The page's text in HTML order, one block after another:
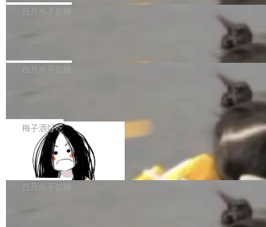
员工参与设立的专项资产管理计划。其中，Dee
获配9...
一个回归问题，该问题导致拉取镜像时会拒绝包
题，该问题可能导致在旧版 Linux 内核...
e 孵化器项目管理委员会（IPMC）投票中获得
P）！这一里程碑不仅标志着 Fluss 迈入新的发
白开水不加糖
长期停止内容更新，未能实现其作为“AI版维基百
提交的编辑请求也长期处于待处理状态。 Groki
pedia 于去年底上线，定位为由人工智能生成内
容的百科平台，被马斯克视为传统众包百科网站
维基百科的替代方案。Lawfare 调查发现，无论
热门页面还是低关注度页面，均未出现近期更
白开水不加糖
是这样的：配 MessageSource 的 Bean、写 R
eloadableResourceBundleMessageSource、
声明 LocaleResolver、注册 LocaleChangeInt
erceptor…五六步之后才能看到第一行翻译文
本。 Solon 换了个方式。整个 i18n 模块围绕三
梅子酒好吃
Apache Doris 4.1 全面增强 Iceberg：
支持 UPDATE、MERGE INTO 与 Iceb
erg V3
Apache Doris 4.1 要补齐的，正是缺失的那一
半。在已有查询能力的基础上，Doris 进一步支
白开水不加糖